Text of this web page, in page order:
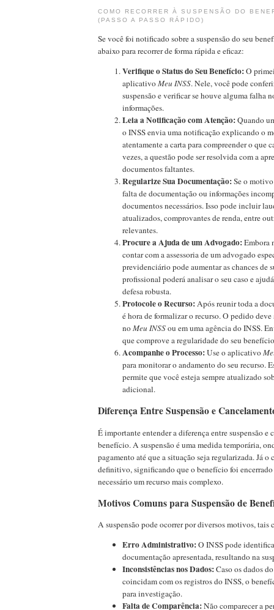
COMO RECORRER À SUSPENSÃO DO
(PASSO A PASSO RÁPIDO)
Se você foi notificado sobre a suspensão do seu
abaixo para recorrer de forma rápida e eficaz:
Verifique o Status do Seu Benefício:O
aplicativoMeu INSS. Nele, você pode
suspensão e verificar se houve alguma falha
informações.
Leia a Notificação com Atenção:Quando
o INSS envia uma notificação explicando o
atentamente a carta para compreender o que
vezes, a questão pode ser resolvida com a
documentos faltantes.
Regularize Sua Documentação:Se o
falta de documentação ou informações
documentos necessários. Isso pode incluir
atualizados, comprovantes de renda, entre
relevantes.
Procure a Ajuda de um Advogado:Embora
contar com a assessoria de um advogado
previdenciário pode aumentar as chances de
profissional poderá analisar o seu caso e
defesa robusta.
Protocole o Recurso:Após reunir toda a
é hora de formalizar o recurso. O pedido
noMeu INSSou em uma agência do INSS.
que comprove a regularidade do seu
Acompanhe o Processo:Use o aplicativo
para monitorar o andamento do seu recurso.
permite que você esteja sempre atualizado
adicional.
Diferença Entre Suspensão e
É importante entender a diferença entre suspensão e
benefício. A suspensão é uma medida temporária,
pagamento até que a situação seja regularizada. Já o
definitivo, significando que o benefício foi encerrado
necessário um recurso mais complexo.
Motivos Comuns para Suspensão de
A suspensão pode ocorrer por diversos motivos, tais
Erro Administrativo:O INSS pode
documentação apresentada, resultando na
Inconsistências nos Dados:Caso os dados
coincidam com os registros do INSS, o
para investigação.
Falta de Comparência:Não comparecer a